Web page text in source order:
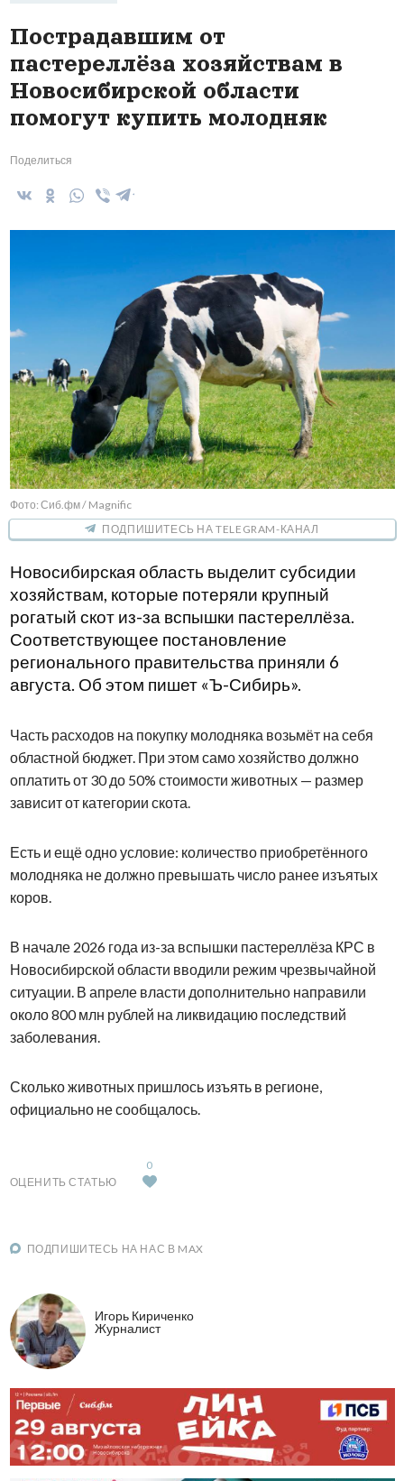
Пострадавшим от
пастереллёза хозяйствам в
Новосибирской области
помогут купить молодняк
Поделиться
Фото: Сиб.фм / Magnific
ПОДПИШИТЕСЬ НА TELEGRAM-КАНАЛ
Новосибирская область выделит субсидии
хозяйствам, которые потеряли крупный
рогатый скот из-за вспышки пастереллёза.
Соответствующее постановление
регионального правительства приняли 6
августа. Об этом пишет «Ъ-Сибирь».
Часть расходов на покупку молодняка возьмёт на себя
областной бюджет. При этом само хозяйство должно
оплатить от 30 до 50% стоимости животных — размер
зависит от категории скота.
Есть и ещё одно условие: количество приобретённого
молодняка не должно превышать число ранее изъятых
коров.
В начале 2026 года из-за вспышки пастереллёза КРС в
Новосибирской области вводили режим чрезвычайной
ситуации. В апреле власти дополнительно направили
около 800 млн рублей на ликвидацию последствий
заболевания.
Сколько животных пришлось изъять в регионе,
официально не сообщалось.
ОЦЕНИТЬ СТАТЬЮ
0
ПОДПИШИТЕСЬ НА НАС В MAX
Игорь Кириченко
Журналист